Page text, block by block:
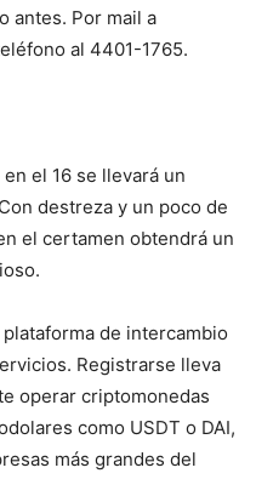
antes. Por mail a
al 4401-1765.
el 16 se llevará un
destreza y un poco de
el certamen obtendrá un
de intercambio
Registrarse lleva
operar criptomonedas
como USDT o DAI,
más grandes del